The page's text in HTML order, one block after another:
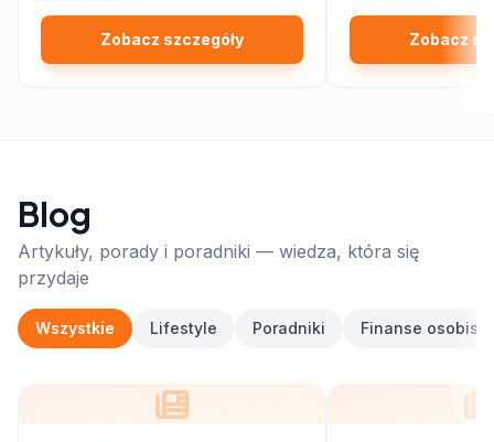
Zobacz szczegóły Zobacz
Blog
Artykuły, porady i poradniki — wiedza, która się
przydaje
Wszystkie Lifestyle Poradniki Finanse osobiste